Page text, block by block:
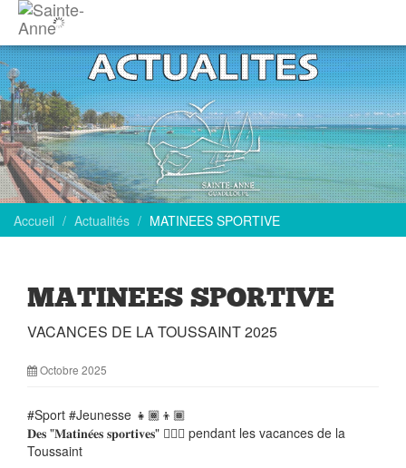
Accueil Actualités MATINEES SPORTIVE
MATINEES SPORTIVE
VACANCES DE LA TOUSSAINT 2025
Octobre 2025
#Sport #Jeunesse 👧🏾👦🏾
𝐃𝐞𝐬 "𝐌𝐚𝐭𝐢𝐧𝐞́𝐞𝐬 𝐬𝐩𝐨𝐫𝐭𝐢𝐯𝐞𝐬" 🏄🏾‍♂️ pendant les vacances de la
Toussaint